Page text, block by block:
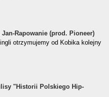
(prod. Pioneer)
Rapowanie (prod. Pioneer)
otrzymujemy od Kobika kolejny
Polskiego Hip-
"Historii Polskiego Hip-